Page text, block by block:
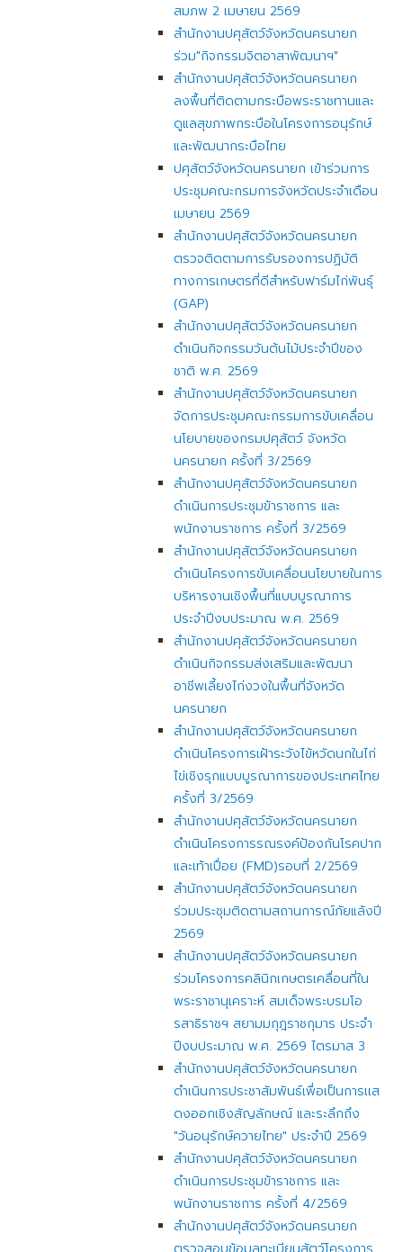
สมภพ 2 เมษายน 2569
สำนักงานปศุสัตว์จังหวัดนครนายก
ร่วม"กิจกรรมจิตอาสาพัฒนาฯ"
สำนักงานปศุสัตว์จังหวัดนครนายก
ลงพื้นที่ติดตามกระบือพระราชทานและ
ดูแลสุขภาพกระบือในโครงการอนุรักษ์
และพัฒนากระบือไทย
ปศุสัตว์จังหวัดนครนายก เข้าร่วมการ
ประชุมคณะกรมการจังหวัดประจำเดือน
เมษายน 2569
สำนักงานปศุสัตว์จังหวัดนครนายก
ตรวจติดตามการรับรองการปฏิบัติ
ทางการเกษตรที่ดีสำหรับฟาร์มไก่พันธุ์
(GAP)
สำนักงานปศุสัตว์จังหวัดนครนายก
ดำเนินกิจกรรมวันต้นไม้ประจำปีของ
ชาติ พ.ศ. 2569
สำนักงานปศุสัตว์จังหวัดนครนายก
จัดการประชุมคณะกรรมการขับเคลื่อน
นโยบายของกรมปศุสัตว์ จังหวัด
นครนายก ครั้งที่ 3/2569
สำนักงานปศุสัตว์จังหวัดนครนายก
ดำเนินการประชุมข้าราชการ และ
พนักงานราชการ ครั้งที่ 3/2569
สำนักงานปศุสัตว์จังหวัดนครนายก
ดำเนินโครงการขับเคลื่อนนโยบายในการ
บริหารงานเชิงพื้นที่แบบบูรณาการ
ประจำปีงบประมาณ พ.ศ. 2569
สำนักงานปศุสัตว์จังหวัดนครนายก
ดำเนินกิจกรรมส่งเสริมและพัฒนา
อาชีพเลี้ยงไก่งวงในพื้นที่จังหวัด
นครนายก
สำนักงานปศุสัตว์จังหวัดนครนายก
ดำเนินโครงการเฝ้าระวังไข้หวัดนกในไก่
ไข่เชิงรุกแบบบูรณาการของประเทศไทย
ครั้งที่ 3/2569
สำนักงานปศุสัตว์จังหวัดนครนายก
ดำเนินโครงการรณรงค์ป้องกันโรคปาก
และเท้าเปื่อย (FMD)รอบที่ 2/2569
สำนักงานปศุสัตว์จังหวัดนครนายก
ร่วมประชุมติดตามสถานการณ์ภัยแล้งปี
2569
สำนักงานปศุสัตว์จังหวัดนครนายก
ร่วมโครงการคลินิกเกษตรเคลื่อนที่ใน
พระราชานุเคราะห์ สมเด็จพระบรมโอ
รสาธิราชฯ สยามมกุฎราชกุมาร ประจำ
ปีงบประมาณ พ.ศ. 2569 ไตรมาส 3
สำนักงานปศุสัตว์จังหวัดนครนายก
ดำเนินการประชาสัมพันธ์เพื่อเป็นการเเส
ดงออกเชิงสัญลักษณ์ และระลึกถึง
"วันอนุรักษ์ควายไทย" ประจำปี 2569
สำนักงานปศุสัตว์จังหวัดนครนายก
ดำเนินการประชุมข้าราชการ และ
พนักงานราชการ ครั้งที่ 4/2569
สำนักงานปศุสัตว์จังหวัดนครนายก